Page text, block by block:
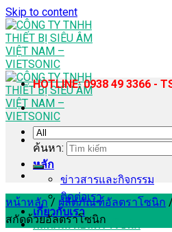
Skip to content
หลัก
ข่าวสารและกิจกรรม
ติดต่อเรา
เกี่ยวกับเรา
ผลิตภัณฑ์อัลตราโซนิก
HOTLINE: 0938 49 3366 -
ค้นหา:
หน้าหลัก / ผลิตภัณฑ์อัลตราโซนิก /
สกัดด้วยอัลตราโซนิก